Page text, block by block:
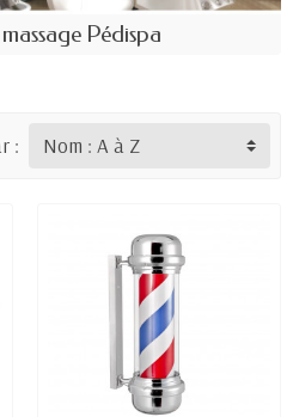
Pédispa
: